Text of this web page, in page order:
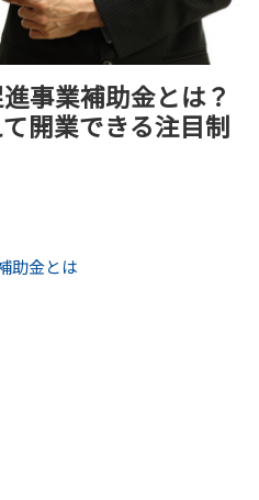
事業補助金とは？
開業できる注目制
助金とは